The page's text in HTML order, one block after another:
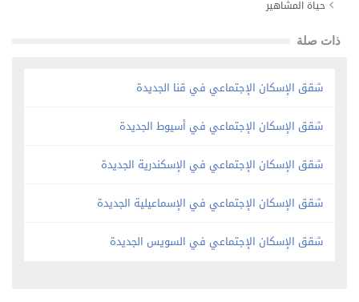
حياة المشاهير
ذات صلة
شقق الإسكان الإجتماعي في قنا الجديدة
شقق الإسكان الإجتماعي في أسيوط الجديدة
شقق الإسكان الإجتماعي في الإسكندرية الجديدة
شقق الإسكان الإجتماعي في الإسماعيلية الجديدة
شقق الإسكان الإجتماعي في السويس الجديدة